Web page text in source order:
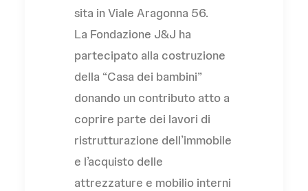
sita in Viale Aragonna 56.
La Fondazione J&J ha
partecipato alla costruzione
della “Casa dei bambini”
donando un contributo atto a
coprire parte dei lavori di
ristrutturazione dell’immobile
e l’acquisto delle
attrezzature e mobilio interni